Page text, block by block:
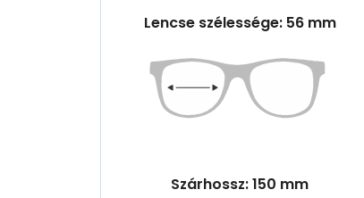
Lencse szélessége: 56 mm
Szárhossz: 150 mm